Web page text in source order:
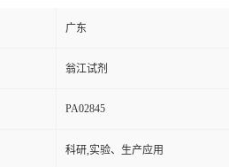
广东
翁江试剂
PA02845
科研,实验、生产应用